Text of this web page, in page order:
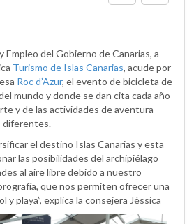
Empleo del Gobierno de Canarias, a
Turismo de Islas Canarias, acude por
Roc d’Azur, el evento de bicicleta de
mundo y donde se dan cita cada año
y de las actividades de aventura
diferentes.
el destino Islas Canarias y esta
las posibilidades del archipiélago
al aire libre debido a nuestro
que nos permiten ofrecer una
playa”, explica la consejera Jéssica